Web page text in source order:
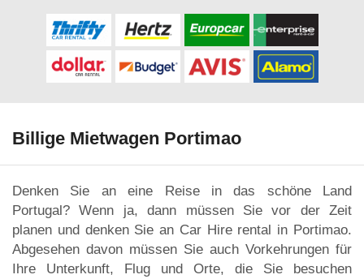
Billige Mietwagen Portimao
Denken Sie an eine Reise in das schöne Land
Portugal? Wenn ja, dann müssen Sie vor der Zeit
planen und denken Sie an Car Hire rental in Portimao.
Abgesehen davon müssen Sie auch Vorkehrungen für
Ihre Unterkunft, Flug und Orte, die Sie besuchen